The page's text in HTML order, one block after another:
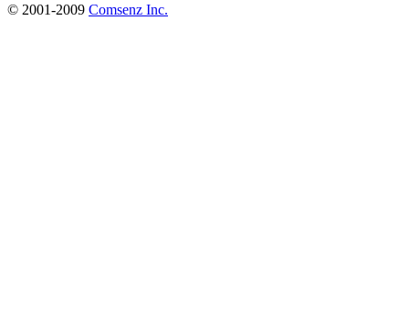
© 2001-2009 Comsenz Inc.